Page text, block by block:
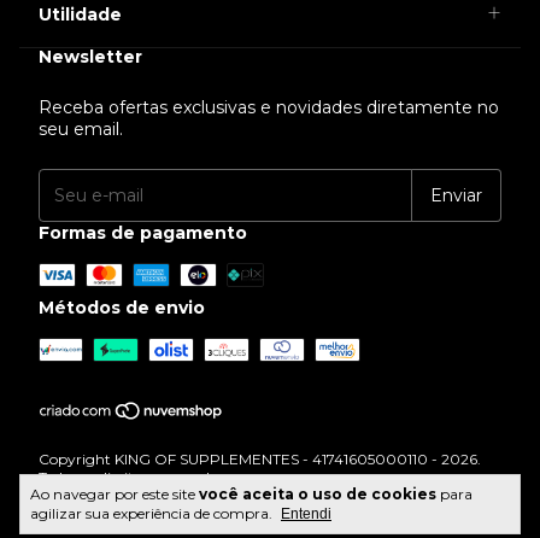
Ao navegar por este site você aceita o uso de cookies para
agilizar sua experiência de compra.
Entendi
Utilidade
Newsletter
Receba ofertas exclusivas e novidades diretamente no
seu email.
Formas de pagamento
Métodos de envio
Copyright KING OF SUPPLEMENTES - 41741605000110 - 2026.
Todos os direitos reservados.